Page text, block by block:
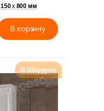
150х 800 мм
В корзину
В Шоуруме